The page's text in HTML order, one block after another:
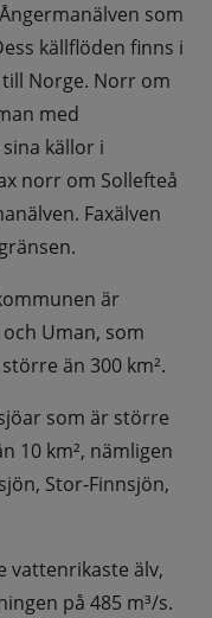
som
källflöden finns i
Norge. Norr om
med
källor i
norr om Sollefteå
Faxälven
är
Uman, som
än 300 km².
som är större
10 km², nämligen
Stor-Finnsjön,
vattenrikaste älv,
på 485 m³/s.